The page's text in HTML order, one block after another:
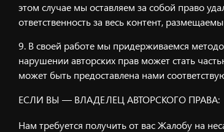
этом случае мы оставляем за собой право
ответственность за весь контент,
В своей работе мы придерживаемся
нарушении авторских прав может стать
может быть предоставлена нами
ЕСЛИ ВЫ — ВЛАДЕЛЕЦ АВТОРСКОГО ПРАВА:
Нам требуется получить от вас Жалобу на